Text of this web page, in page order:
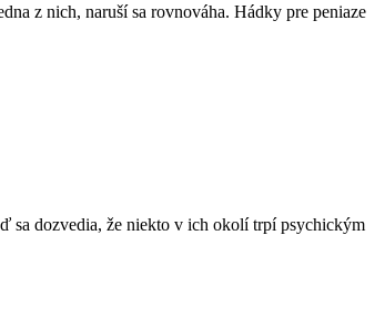
z nich, naruší sa rovnováha. Hádky pre peniaze
sa dozvedia, že niekto v ich okolí trpí psychickým